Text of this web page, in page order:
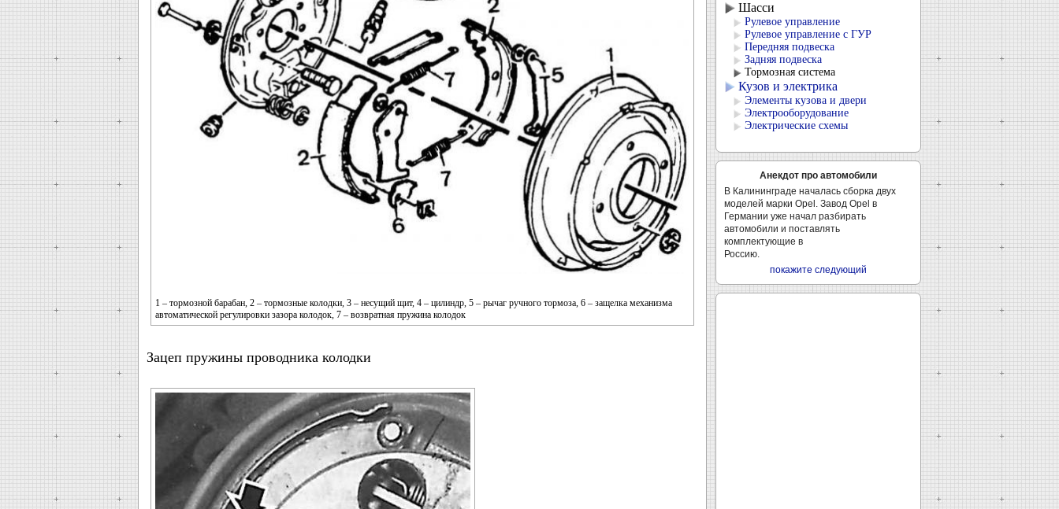
1 – тормозной барабан, 2 – тормозные колодки, 3 – несущий щит, 4 – цилиндр, 5 – рычаг ручного тормоза, 6 – защелка механизма
автоматической регулировки зазора колодок, 7 – возвратная пружина колодок
Зацеп пружины проводника колодки
Шасси
Рулевое управление
Рулевое управление с ГУР
Передняя подвеска
Задняя подвеска
Тормозная система
Кузов и электрика
Элементы кузова и двери
Электрооборудование
Электрические схемы
Анекдот про автомобили
В Калининграде началась сборка двух
моделей марки Opel. Завод Opel в
Германии уже начал разбирать
автомобили и поставлять
комплектующие в
Россию.
покажите следующий